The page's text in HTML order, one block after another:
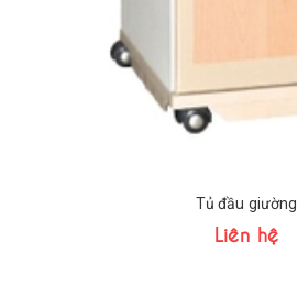
Tủ đầu giường
Liên hệ